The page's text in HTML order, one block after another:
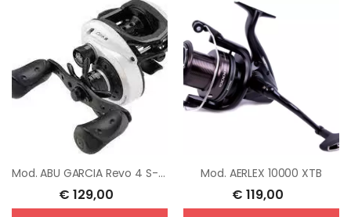
Mod.ABU GARCIA Revo 4 S-L 6.6:1
€ 129,00
Mod. AERLEX 10000 XTB
€ 119,00